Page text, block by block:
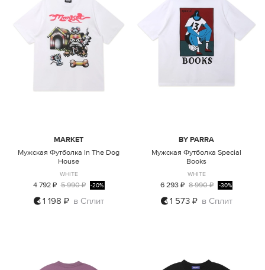
M L XL
MARKET
Мужская Футболка In The Dog
House
WHITE
4 792 ₽ 5 990 ₽ -20%
1 198 ₽ в Сплит M L XL
BY PARRA
Мужская Футболка Special
Books
WHITE
6 293 ₽ 8 990 ₽ -30%
1 573 ₽ в Сплит